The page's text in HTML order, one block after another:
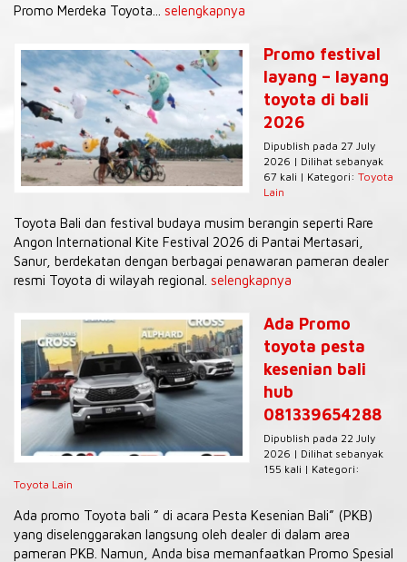
Promo Merdeka Toyota... selengkapnya
Promo festival
layang – layang
toyota di bali
2026
Dipublish pada 27 July
2026 | Dilihat sebanyak
67 kali | Kategori: Toyota
Lain
Toyota Bali dan festival budaya musim berangin seperti Rare
Angon International Kite Festival 2026 di Pantai Mertasari,
Sanur, berdekatan dengan berbagai penawaran pameran dealer
resmi Toyota di wilayah regional. selengkapnya
Ada Promo
toyota pesta
kesenian bali
hub
081339654288
Dipublish pada 22 July
2026 | Dilihat sebanyak
155 kali | Kategori:
Toyota Lain
Ada promo Toyota bali ” di acara Pesta Kesenian Bali” (PKB)
yang diselenggarakan langsung oleh dealer di dalam area
pameran PKB. Namun, Anda bisa memanfaatkan Promo Spesial